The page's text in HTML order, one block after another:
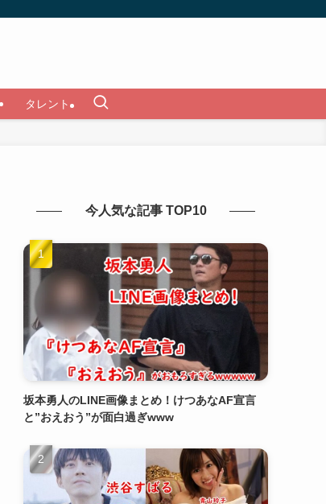
タレント
今人気な記事 TOP10
坂本勇人のLINE画像まとめ！けつあなAF宣言
と”おえおう”が面白過ぎwww